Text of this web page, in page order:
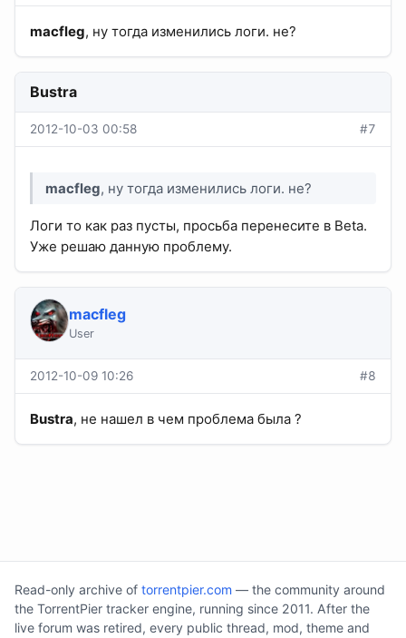
macfleg, ну тогда изменились логи. не?
Bustra
2012-10-03 00:58 #7
macfleg, ну тогда изменились логи. не?
Логи то как раз пусты, просьба перенесите в Beta.
Уже решаю данную проблему.
macfleg
User
2012-10-09 10:26 #8
Bustra, не нашел в чем проблема была ?
Read-only archive of torrentpier.com — the community around
the TorrentPier tracker engine, running since 2011. After the
live forum was retired, every public thread, mod, theme and